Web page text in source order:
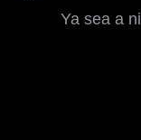
Ya sea a